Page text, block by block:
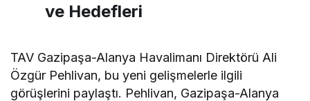
ve Hedefleri
TAV Gazipaşa-Alanya Havalimanı Direktörü Ali
Özgür Pehlivan, bu yeni gelişmelerle ilgili
görüşlerini paylaştı. Pehlivan, Gazipaşa-Alanya